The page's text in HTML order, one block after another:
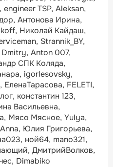
engineer TSP Aleksan
Антонова Ирина
Николай Кайдаш
Strannik_BY
Dmitry Anton 007
СПК Коляда
igorlesovsky
ЕленаТарасова FELETI
константин 123
Васильевна
Мясо Мясное Yulya
Юлия Григорьева
ной64 mano321
ДмитрийВолков
Dimabiko